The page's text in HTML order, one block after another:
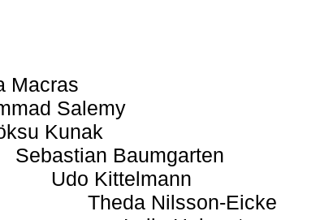
Macras
Salemy
Kunak
Sebastian Baumgarten
Udo Kittelmann
Theda Nilsson-Eicke